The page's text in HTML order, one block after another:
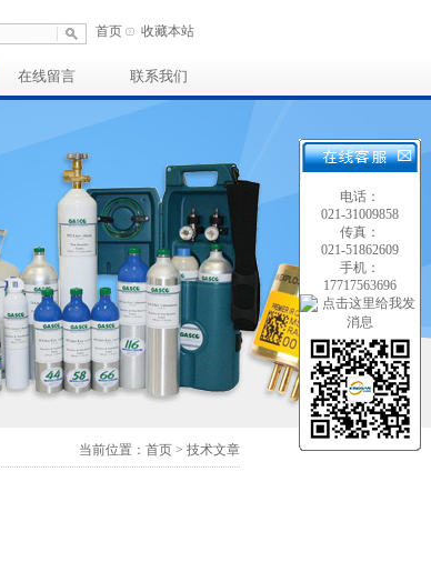
首页 收藏本站
在线留言 联系我们
当前位置：首页 > 技术文章
电话：
021-31009858
传真：
021-51862609
手机：
17717563696